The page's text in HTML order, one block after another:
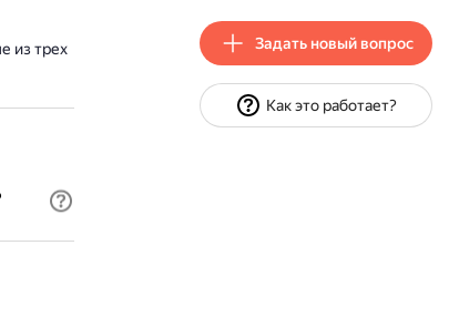
из трех
Задать новый вопрос
Как это работает?